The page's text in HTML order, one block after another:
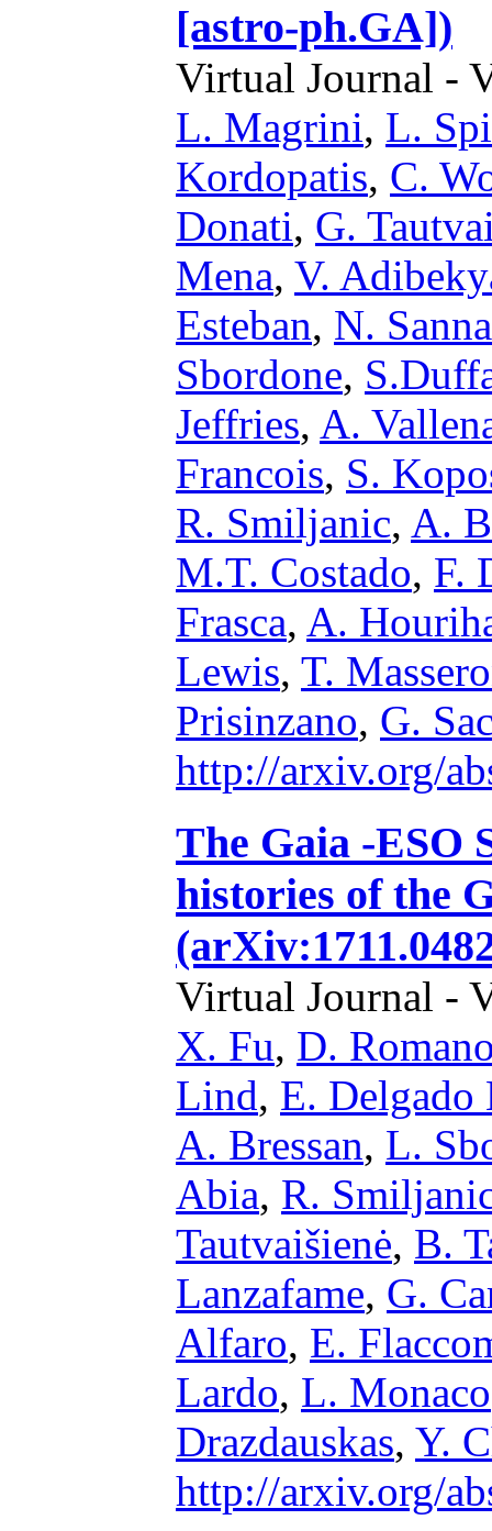
[astro-ph.GA])
Virtual Journal -
L. Magrini, L.
Kordopatis, C.
Donati, G.
Mena, V.
Esteban, N. Sanna
Sbordone,
Jeffries, A.
Francois, S.
R. Smiljanic, A.
M.T. Costado, F.
Frasca, A.
Lewis, T.
Prisinzano, G.
http://arxiv.org/
The Gaia -ESO
histories of the
Virtual Journal -
X. Fu, D.
Lind, E. Delgado
A. Bressan, L.
Abia, R.
Tautvaišienė, B.
Lanzafame, G.
Alfaro, E.
Lardo, L. Monaco
Drazdauskas, Y.
http://arxiv.org/